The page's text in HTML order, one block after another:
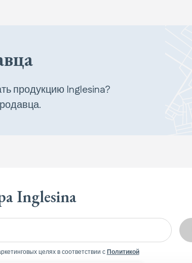
продукцию Inglesina?
Inglesina
целях в соответствии сПолитикой